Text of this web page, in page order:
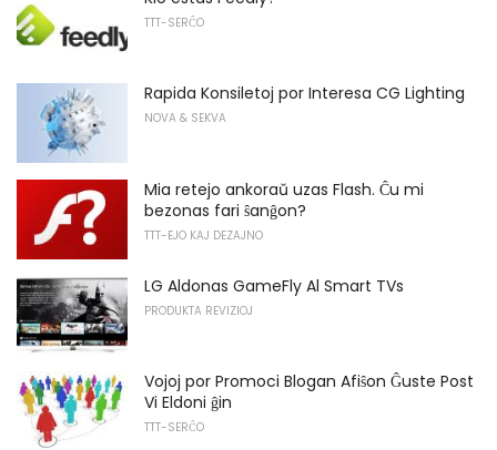
TTT-SERĈO
Rapida Konsiletoj por Interesa CG Lighting
NOVA & SEKVA
Mia retejo ankoraŭ uzas Flash. Ĉu mi
bezonas fari ŝanĝon?
TTT-EJO KAJ DEZAJNO
LG Aldonas GameFly Al Smart TVs
PRODUKTA REVIZIOJ
Vojoj por Promoci Blogan Afiŝon Ĝuste Post
Vi Eldoni ĝin
TTT-SERĈO